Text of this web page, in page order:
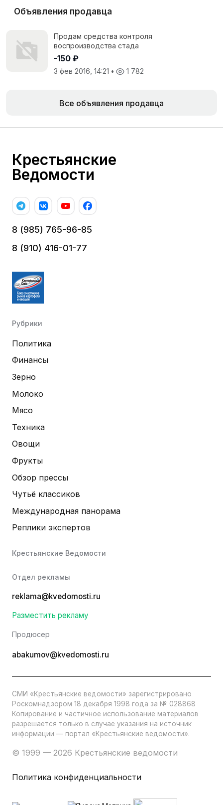
Объявления продавца
Продам средства контроля
воспроизводства стада
-150 ₽
3 фев 2016, 14:21 • 1 782
Все объявления продавца
Крестьянские
Ведомости
8 (985) 765-96-85
8 (910) 416-01-77
Рубрики
Политика
Финансы
Зерно
Молоко
Мясо
Техника
Овощи
Фрукты
Обзор прессы
Чутьё классиков
Международная панорама
Реплики экспертов
Крестьянские Ведомости
Отдел рекламы
reklama@kvedomosti.ru
Разместить рекламу
Продюсер
abakumov@kvedomosti.ru
СМИ «Крестьянские ведомости» зарегистрировано
Роскомнадзором 18 декабря 1998 года за № 028868
Копирование и частичное использование материалов
разрешается только в случае указания на источник
информации — портал «Крестьянские ведомости».
© 1999 — 2026 Крестьянские ведомости
Политика конфиденциальности